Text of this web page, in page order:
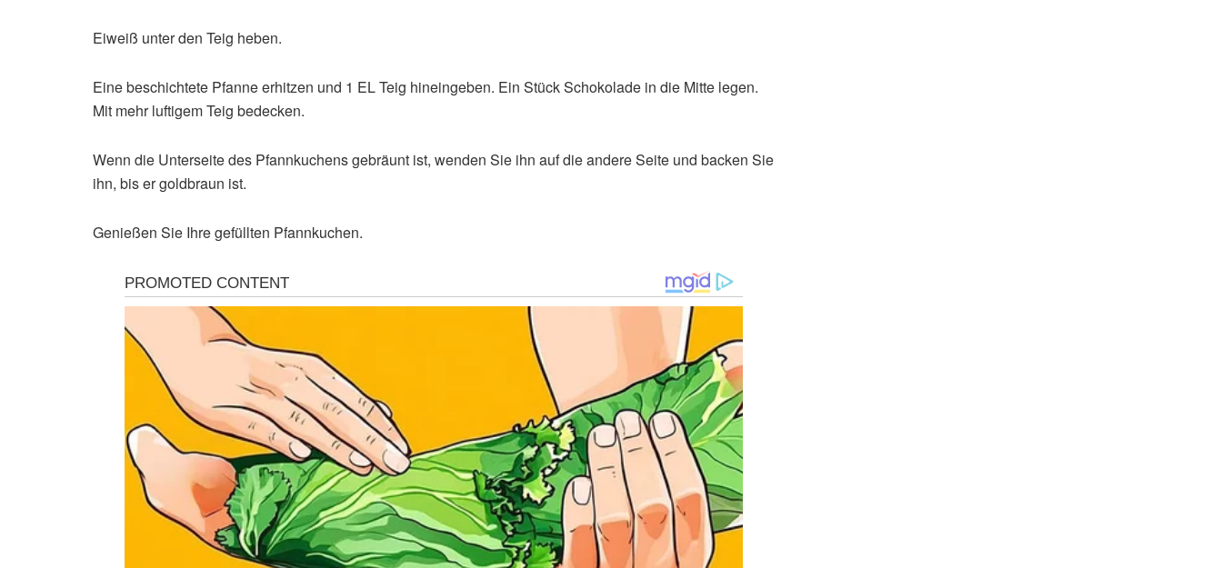
Eiweiß unter den Teig heben.
Eine beschichtete Pfanne erhitzen und 1 EL Teig hineingeben. Ein Stück Schokolade in die Mitte legen.
Mit mehr luftigem Teig bedecken.
Wenn die Unterseite des Pfannkuchens gebräunt ist, wenden Sie ihn auf die andere Seite und backen Sie
ihn, bis er goldbraun ist.
Genießen Sie Ihre gefüllten Pfannkuchen.